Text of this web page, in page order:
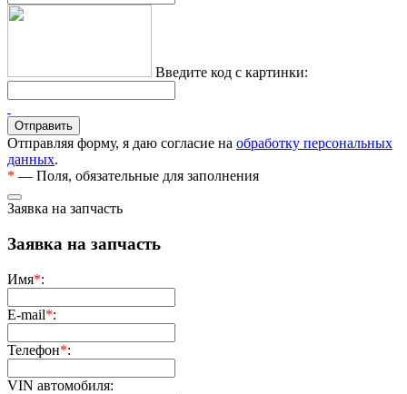
Введите код с картинки:
Отправляя форму, я даю согласие на обработку персональных
данных.
* — Поля, обязательные для заполнения
Заявка на запчасть
Заявка на запчасть
Имя*:
E-mail*:
Телефон*:
VIN автомобиля: